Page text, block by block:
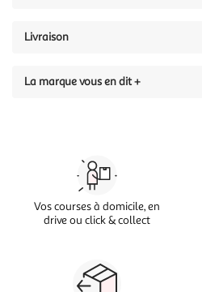
Livraison
La marque vous en dit +
Vos courses à domicile, en
drive ou click & collect